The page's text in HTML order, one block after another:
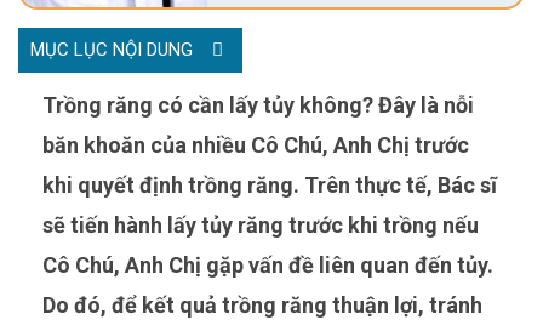
MỤC LỤC NỘI DUNG
Trồng răng có cần lấy tủy không? Đây là nỗi
băn khoăn của nhiều Cô Chú, Anh Chị trước
khi quyết định trồng răng. Trên thực tế, Bác sĩ
sẽ tiến hành lấy tủy răng trước khi trồng nếu
Cô Chú, Anh Chị gặp vấn đề liên quan đến tủy.
Do đó, để kết quả trồng răng thuận lợi, tránh